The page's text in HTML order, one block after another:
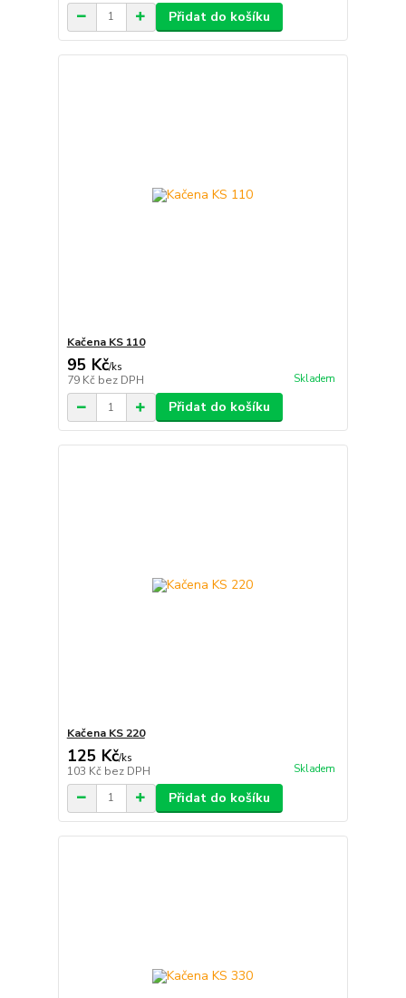
Přidat do košíku
Kačena KS 110
95 Kč/ks
79 Kč bez DPH Skladem
Přidat do košíku
Kačena KS 220
125 Kč/ks
103 Kč bez DPH Skladem
Přidat do košíku